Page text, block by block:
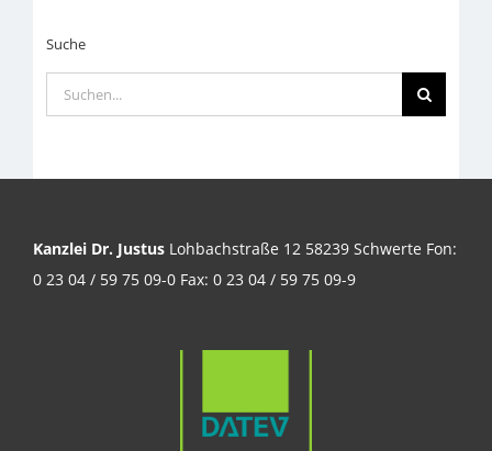
Suche
Suche
nach:
Kanzlei Dr. Justus Lohbachstraße 12 58239 Schwerte Fon:
0 23 04 / 59 75 09-0 Fax: 0 23 04 / 59 75 09-9